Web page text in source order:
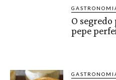
O segredo
pepe